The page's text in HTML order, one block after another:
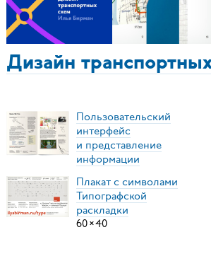
Дизайн
Пользовательский
интерфейс
и представление
информации
Плакат с символами
Типографской
раскладки
60×40